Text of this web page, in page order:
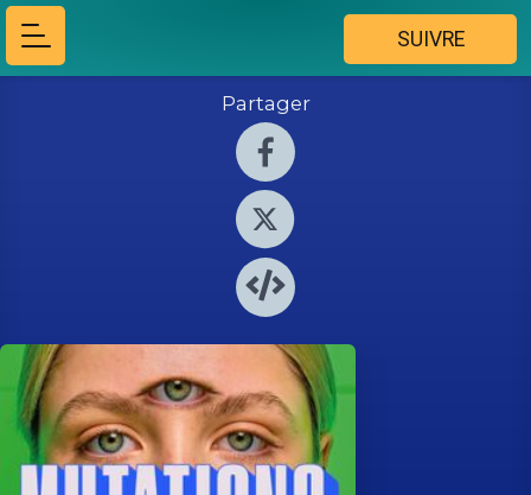
SUIVRE
Partager